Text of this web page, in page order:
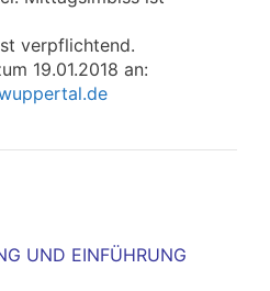
verpflichtend.
19.01.2018 an:
UND EINFÜHRUNG